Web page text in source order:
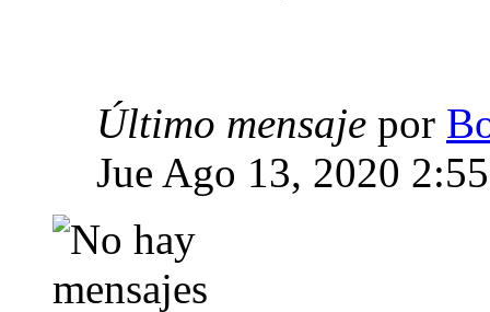
Último mensaje por
Jue Ago 13, 2020